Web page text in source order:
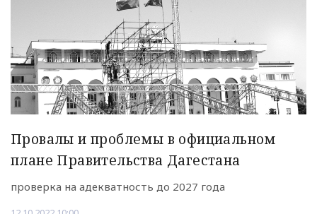
Провалы и проблемы в официальном
плане Правительства Дагестана
проверка на адекватность до 2027 года